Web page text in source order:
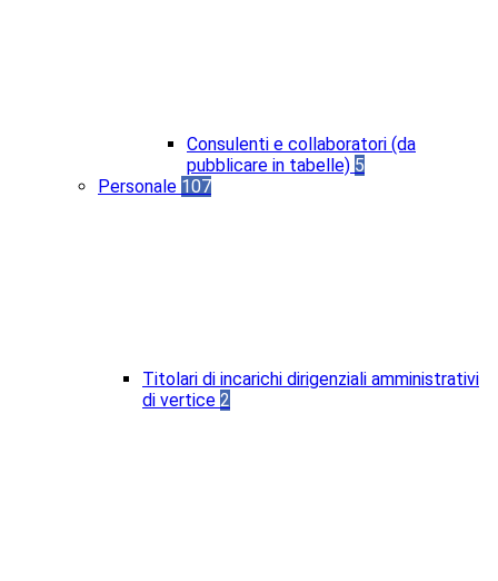
Consulenti e collaboratori (da
pubblicare in tabelle) 5
Personale 107
Titolari di incarichi dirigenziali amministrativi
di vertice 2